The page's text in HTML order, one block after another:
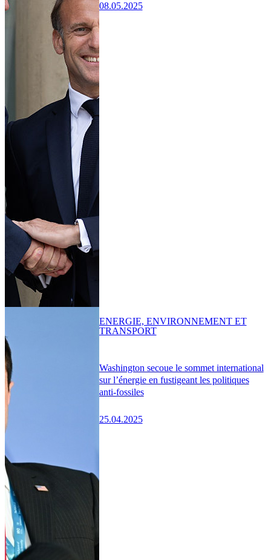
08.05.2025
Washington secoue le sommet international
sur l’énergie en fustigeant les politiques
anti-fossiles
25.04.2025
ENERGIE, ENVIRONNEMENT ET
TRANSPORT